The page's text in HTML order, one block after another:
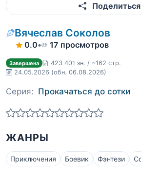
Поделиться
Вячеслав Соколов
0.0• 17 просмотров
Завершена
423 401 зн. / ~162 стр.
24.05.2026 (обн. 06.08.2026)
Серия: Прокачаться до сотки
ЖАНРЫ
Приключения Боевик Фэнтези